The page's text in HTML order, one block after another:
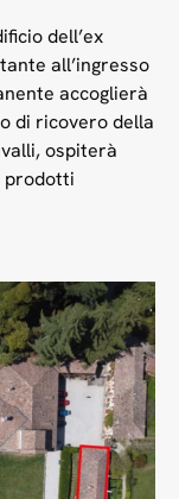
dell’ex
all’ingresso
accoglierà
di ricovero della
ospiterà
prodotti